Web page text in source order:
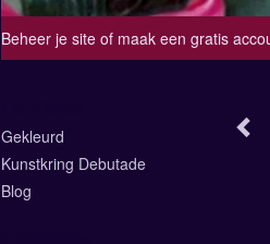
Beheer je site of maak een gratis
Gekleurd
Kunstkring Debutade
Blog